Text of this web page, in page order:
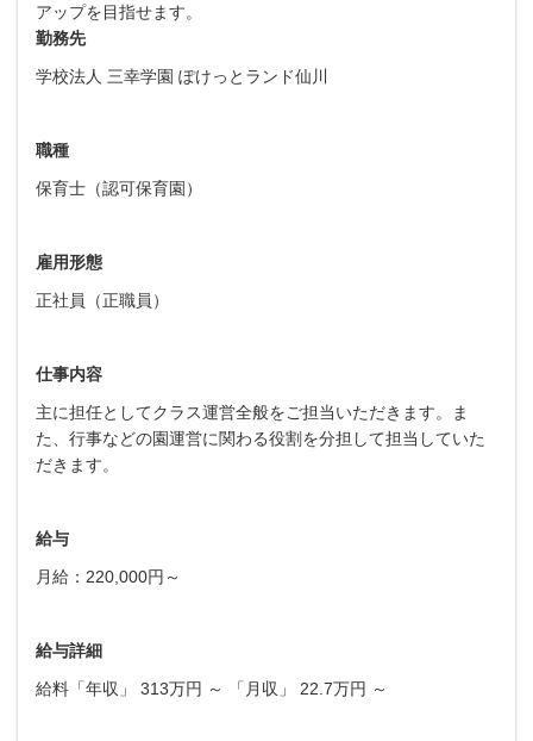
アップを目指せます。
勤務先
学校法人 三幸学園 ぽけっとランド仙川
職種
保育士（認可保育園）
雇用形態
正社員（正職員）
仕事内容
主に担任としてクラス運営全般をご担当いただきます。ま
た、行事などの園運営に関わる役割を分担して担当していた
だきます。
給与
月給：220,000円～
給与詳細
給料「年収」 313万円 ～ 「月収」 22.7万円 ～